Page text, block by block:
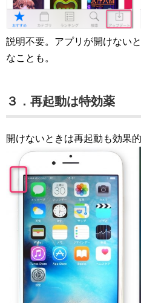
説明不要。アプリが開けない
なことも。
３．再起動は特効薬
開けないときは再起動も効果的